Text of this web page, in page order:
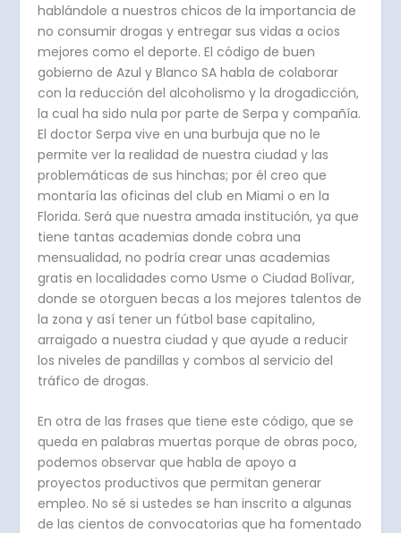
hablándole a nuestros chicos de la importancia de
no consumir drogas y entregar sus vidas a ocios
mejores como el deporte. El código de buen
gobierno de Azul y Blanco SA habla de colaborar
con la reducción del alcoholismo y la drogadicción,
la cual ha sido nula por parte de Serpa y compañía.
El doctor Serpa vive en una burbuja que no le
permite ver la realidad de nuestra ciudad y las
problemáticas de sus hinchas; por él creo que
montaría las oficinas del club en Miami o en la
Florida. Será que nuestra amada institución, ya que
tiene tantas academias donde cobra una
mensualidad, no podría crear unas academias
gratis en localidades como Usme o Ciudad Bolívar,
donde se otorguen becas a los mejores talentos de
la zona y así tener un fútbol base capitalino,
arraigado a nuestra ciudad y que ayude a reducir
los niveles de pandillas y combos al servicio del
tráfico de drogas.
En otra de las frases que tiene este código, que se
queda en palabras muertas porque de obras poco,
podemos observar que habla de apoyo a
proyectos productivos que permitan generar
empleo. No sé si ustedes se han inscrito a algunas
de las cientos de convocatorias que ha fomentado